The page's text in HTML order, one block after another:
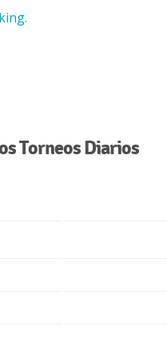
Torneos Diarios